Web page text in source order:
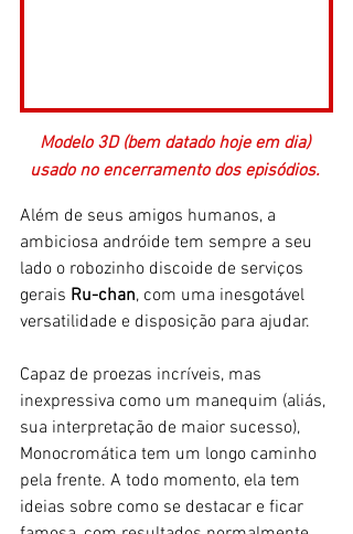
Modelo 3D (bem datado hoje em dia)
usado no encerramento dos episódios.
Além de seus amigos humanos, a
ambiciosa andróide tem sempre a seu
lado o robozinho discoide de serviços
gerais Ru-chan, com uma inesgotável
versatilidade e disposição para ajudar.
Capaz de proezas incríveis, mas
inexpressiva como um manequim (aliás,
sua interpretação de maior sucesso),
Monocromática tem um longo caminho
pela frente. A todo momento, ela tem
ideias sobre como se destacar e ficar